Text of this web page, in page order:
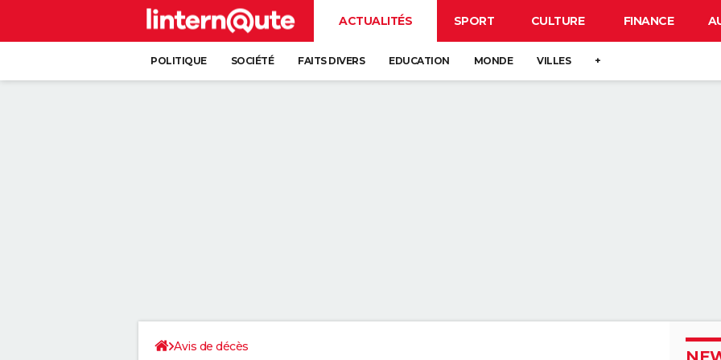
ACTUALITÉS SPORT CULTURE FINANCE
POLITIQUE SOCIÉTÉ FAITS DIVERS EDUCATION MONDE VILLES +
Avis de décès